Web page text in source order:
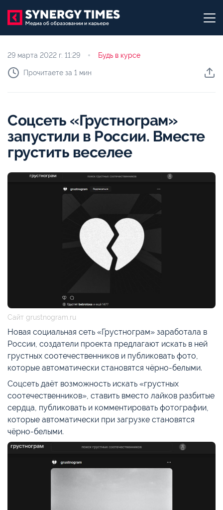
29 марта 2022 г. 11:29 Будь в курсе
Прочитаете за 1 мин
Соцсеть «Грустнограм»
запустили в России. Вместе
грустить веселее
Сайт grustnogram.ru
Новая социальная сеть «Грустнограм» заработала в
России, создатели проекта предлагают искать в ней
грустных соотечественников и публиковать фото,
которые автоматически становятся чёрно-белыми.
Соцсеть даёт возможность искать «грустных
соотечественников», ставить вместо лайков разбитые
сердца, публиковать и комментировать фотографии,
которые автоматически при загрузке становятся
чёрно-белыми.